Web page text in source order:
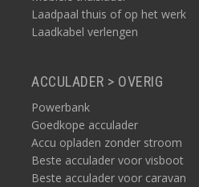
Laadpaal thuis of op het werk
Laadkabel verlengen
ACCULADER > OVERIG
Powerbank
Goedkope acculader
Accu opladen zonder stroom
Beste acculader voor visboot
Beste acculader voor caravan